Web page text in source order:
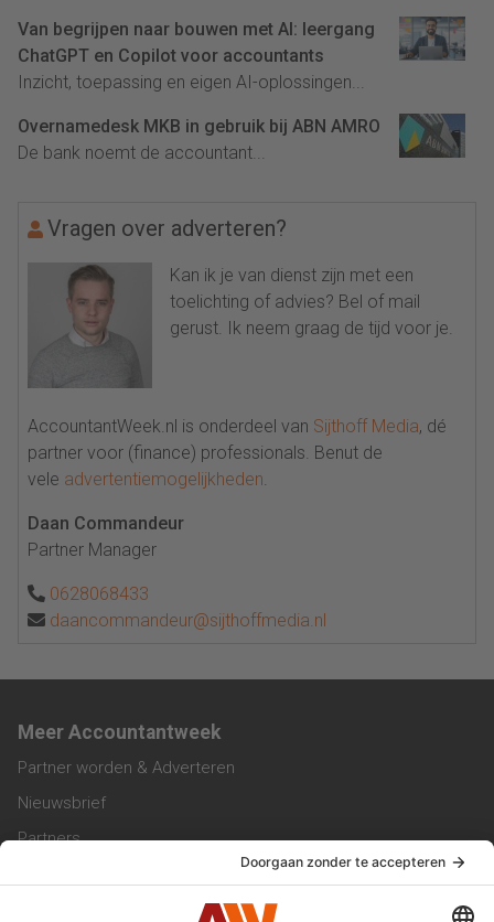
Van begrijpen naar bouwen met AI: leergang
ChatGPT en Copilot voor accountants
Inzicht, toepassing en eigen AI-oplossingen...
Overnamedesk MKB in gebruik bij ABN AMRO
De bank noemt de accountant...
Vragen over adverteren?
Kan ik je van dienst zijn met een
toelichting of advies? Bel of mail
gerust. Ik neem graag de tijd voor je.
AccountantWeek.nl is onderdeel van Sijthoff Media, dé
partner voor (finance) professionals. Benut de
vele advertentiemogelijkheden
Daan Commandeur
Partner Manager
0628068433
daancommandeur@sijthoffmedia.nl
Meer Accountantweek
Partner worden & Adverteren
Nieuwsbrief
Partners